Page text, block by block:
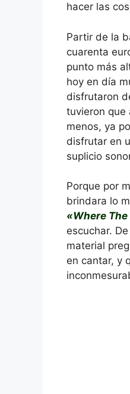
hacer las
Partir de la
cuarenta
punto más
hoy en día
disfrutaron
tuvieron que
menos, ya
disfrutar en
suplicio
Porque por
brindara lo
«Where The
escuchar.
material
en cantar, y